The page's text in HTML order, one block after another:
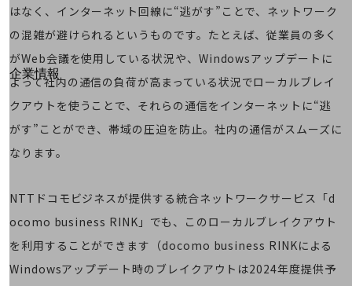
別ウィンドウで開きます
企業情報
企業情報TOP
会社案内
会社案内TOP
組織
事業拠点
グループ会社
はなく、インターネット回線に“逃がす”ことで、ネットワーク
の混雑が避けられるというものです。たとえば、従業員の多く
がWeb会議を使用している状況や、Windowsアップデートに
よって社内の通信の負荷が高まっている状況でローカルブレイ
クアウトを使うことで、それらの通信をインターネットに“逃
がす”ことができ、帯域の圧迫を防止。社内の通信がスムーズに
なります。
NTTドコモビジネスが提供する統合ネットワークサービス「d
ocomo business RINK」でも、このローカルブレイクアウト
を利用することができます（docomo business RINKによる
Windowsアップデート時のブレイクアウトは2024年度提供予